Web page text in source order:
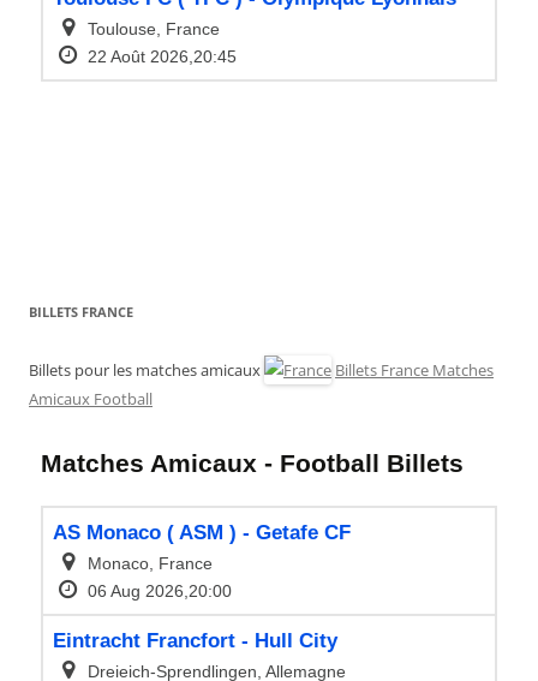
BILLETS FRANCE
Billets pour les matches amicaux
Billets France Matches
Amicaux Football